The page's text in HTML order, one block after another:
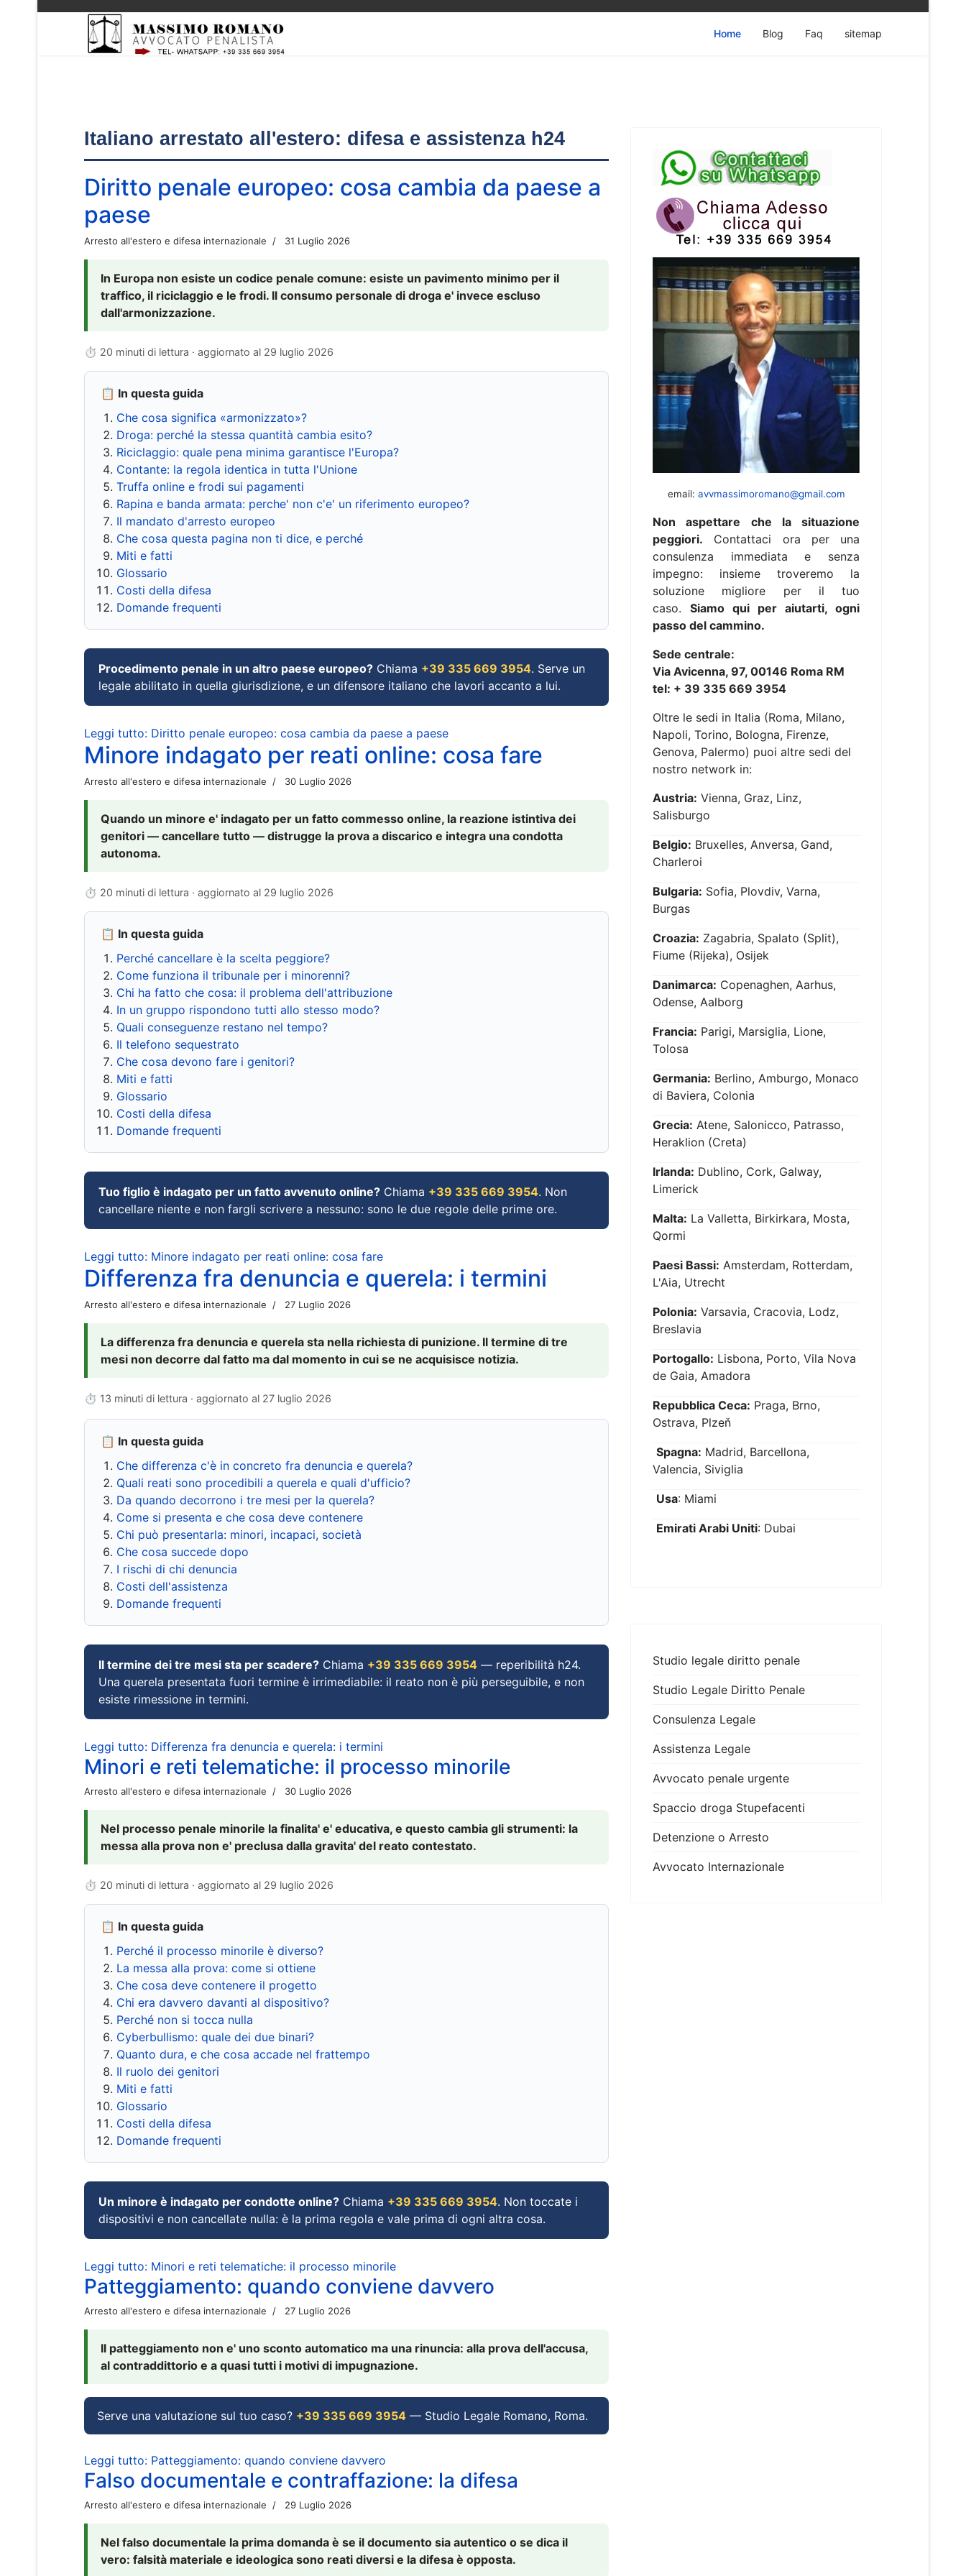
Home Blog Faq sitemap
Italiano arrestato all'estero: difesa e assistenza h24
Diritto penale europeo: cosa cambia da paese a
paese
Arresto all'estero e difesa internazionale 31 Luglio 2026
In Europa non esiste un codice penale comune: esiste un pavimento minimo per il
traffico, il riciclaggio e le frodi. Il consumo personale di droga e' invece escluso
dall'armonizzazione.
⏱ 20 minuti di lettura · aggiornato al 29 luglio 2026
📋 In questa guida
Che cosa significa «armonizzato»?
Droga: perché la stessa quantità cambia esito?
Riciclaggio: quale pena minima garantisce l'Europa?
Contante: la regola identica in tutta l'Unione
Truffa online e frodi sui pagamenti
Rapina e banda armata: perche' non c'e' un riferimento europeo?
Il mandato d'arresto europeo
Che cosa questa pagina non ti dice, e perché
Miti e fatti
Glossario
Costi della difesa
Domande frequenti
Procedimento penale in un altro paese europeo? Chiama +39 335 669 3954. Serve un
legale abilitato in quella giurisdizione, e un difensore italiano che lavori accanto a lui.
Leggi tutto: Diritto penale europeo: cosa cambia da paese a paese
Minore indagato per reati online: cosa fare
Arresto all'estero e difesa internazionale 30 Luglio 2026
Quando un minore e' indagato per un fatto commesso online, la reazione istintiva dei
genitori — cancellare tutto — distrugge la prova a discarico e integra una condotta
autonoma.
⏱ 20 minuti di lettura · aggiornato al 29 luglio 2026
📋 In questa guida
Perché cancellare è la scelta peggiore?
Come funziona il tribunale per i minorenni?
Chi ha fatto che cosa: il problema dell'attribuzione
In un gruppo rispondono tutti allo stesso modo?
Quali conseguenze restano nel tempo?
Il telefono sequestrato
Che cosa devono fare i genitori?
Miti e fatti
Glossario
Costi della difesa
Domande frequenti
Tuo figlio è indagato per un fatto avvenuto online? Chiama +39 335 669 3954. Non
cancellare niente e non fargli scrivere a nessuno: sono le due regole delle prime ore.
Leggi tutto: Minore indagato per reati online: cosa fare
Differenza fra denuncia e querela: i termini
Arresto all'estero e difesa internazionale 27 Luglio 2026
La differenza fra denuncia e querela sta nella richiesta di punizione. Il termine di tre
mesi non decorre dal fatto ma dal momento in cui se ne acquisisce notizia.
⏱ 13 minuti di lettura · aggiornato al 27 luglio 2026
📋 In questa guida
Che differenza c'è in concreto fra denuncia e querela?
Quali reati sono procedibili a querela e quali d'ufficio?
Da quando decorrono i tre mesi per la querela?
Come si presenta e che cosa deve contenere
Chi può presentarla: minori, incapaci, società
Che cosa succede dopo
I rischi di chi denuncia
Costi dell'assistenza
Domande frequenti
Il termine dei tre mesi sta per scadere? Chiama +39 335 669 3954 — reperibilità h24.
Una querela presentata fuori termine è irrimediabile: il reato non è più perseguibile, e non
esiste rimessione in termini.
Leggi tutto: Differenza fra denuncia e querela: i termini
Minori e reti telematiche: il processo minorile
Arresto all'estero e difesa internazionale 30 Luglio 2026
Nel processo penale minorile la finalita' e' educativa, e questo cambia gli strumenti: la
messa alla prova non e' preclusa dalla gravita' del reato contestato.
⏱ 20 minuti di lettura · aggiornato al 29 luglio 2026
📋 In questa guida
Perché il processo minorile è diverso?
La messa alla prova: come si ottiene
Che cosa deve contenere il progetto
Chi era davvero davanti al dispositivo?
Perché non si tocca nulla
Cyberbullismo: quale dei due binari?
Quanto dura, e che cosa accade nel frattempo
Il ruolo dei genitori
Miti e fatti
Glossario
Costi della difesa
Domande frequenti
Un minore è indagato per condotte online? Chiama +39 335 669 3954. Non toccate i
dispositivi e non cancellate nulla: è la prima regola e vale prima di ogni altra cosa.
Leggi tutto: Minori e reti telematiche: il processo minorile
Patteggiamento: quando conviene davvero
Arresto all'estero e difesa internazionale 27 Luglio 2026
Il patteggiamento non e' uno sconto automatico ma una rinuncia: alla prova dell'accusa,
al contraddittorio e a quasi tutti i motivi di impugnazione.
Serve una valutazione sul tuo caso? +39 335 669 3954 — Studio Legale Romano, Roma.
Leggi tutto: Patteggiamento: quando conviene davvero
Falso documentale e contraffazione: la difesa
Arresto all'estero e difesa internazionale 29 Luglio 2026
Nel falso documentale la prima domanda è se il documento sia autentico o se dica il
vero: falsità materiale e ideologica sono reati diversi e la difesa è opposta.
email: avvmassimoromano@gmail.com
Non aspettare che la situazione
peggiori. Contattaci ora per una
consulenza immediata e senza
impegno: insieme troveremo la
soluzione migliore per il tuo
caso. Siamo qui per aiutarti, ogni
passo del cammino.
Sede centrale:
Via Avicenna, 97, 00146 Roma RM
tel: + 39 335 669 3954
Oltre le sedi in Italia (Roma, Milano,
Napoli, Torino, Bologna, Firenze,
Genova, Palermo) puoi altre sedi del
nostro network in:
Austria: Vienna, Graz, Linz,
Salisburgo
Belgio: Bruxelles, Anversa, Gand,
Charleroi
Bulgaria: Sofia, Plovdiv, Varna,
Burgas
Croazia: Zagabria, Spalato (Split),
Fiume (Rijeka), Osijek
Danimarca: Copenaghen, Aarhus,
Odense, Aalborg
Francia: Parigi, Marsiglia, Lione,
Tolosa
Germania: Berlino, Amburgo, Monaco
di Baviera, Colonia
Grecia: Atene, Salonicco, Patrasso,
Heraklion (Creta)
Irlanda: Dublino, Cork, Galway,
Limerick
Malta: La Valletta, Birkirkara, Mosta,
Qormi
Paesi Bassi: Amsterdam, Rotterdam,
L'Aia, Utrecht
Polonia: Varsavia, Cracovia, Lodz,
Breslavia
Portogallo: Lisbona, Porto, Vila Nova
de Gaia, Amadora
Repubblica Ceca: Praga, Brno,
Ostrava, Plzeň
Spagna: Madrid, Barcellona,
Valencia, Siviglia
Usa: Miami
Emirati Arabi Uniti: Dubai
Studio legale diritto penale
Studio Legale Diritto Penale
Consulenza Legale
Assistenza Legale
Avvocato penale urgente
Spaccio droga Stupefacenti
Detenzione o Arresto
Avvocato Internazionale